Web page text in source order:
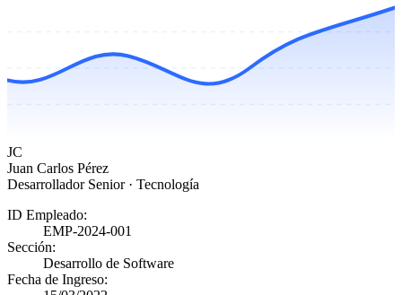
JC
Juan Carlos Pérez
Desarrollador Senior · Tecnología
ID Empleado:
EMP-2024-001
Sección:
Desarrollo de Software
Fecha de Ingreso: